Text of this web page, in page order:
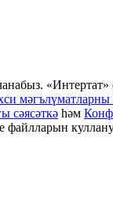
«Интертат»
мәгълүматларны
сәясәткә һәм
файлларын